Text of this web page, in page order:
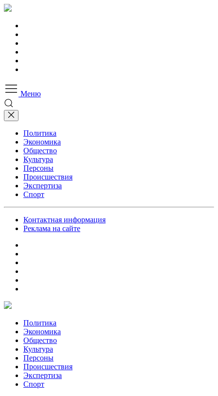
Меню
Политика
Экономика
Общество
Культура
Персоны
Происшествия
Экспертиза
Спорт
Контактная информация
Реклама на сайте
Политика
Экономика
Общество
Культура
Персоны
Происшествия
Экспертиза
Спорт